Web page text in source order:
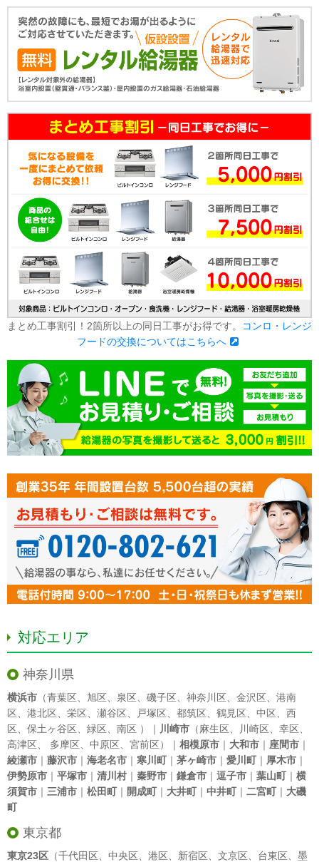
まとめ工事割引！2箇所以上の同日工事がお得です。
コンロ・レンジ
フードの交換についてはこちらへ
対応エリア
神奈川県
横浜市 （青葉区 旭区 泉区 磯子区 神奈川区 金沢区
港南
区
港北区 栄区 瀬谷区 戸塚区 都筑区 鶴見区 中区
西
区
保土ヶ谷区 緑区 南区 ）｜ 川崎市 （麻生区 川崎区 幸区
高津区
多摩区 中原区 宮前区）｜ 相模原市 ｜ 大和市 ｜ 座間市 ｜
綾瀬市 ｜ 藤沢市 ｜ 海老名市 ｜ 寒川町｜ 茅ヶ崎市 ｜ 愛川町｜ 厚木市 ｜
伊勢原市 ｜ 平塚市 ｜ 清川村｜ 秦野市 ｜ 鎌倉市 ｜ 逗子市 ｜ 葉山町｜ 横
須賀市 ｜ 三浦市 ｜ 松田町｜ 開成町｜ 大井町｜ 中井町｜ 二宮町｜ 大磯
町
東京都
東京23区 （千代田区 中央区 港区 新宿区 文京区 台東区
墨